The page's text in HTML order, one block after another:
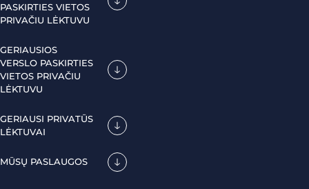
PASKIRTIES VIETOS
PRIVAČIU LĖKTUVU
GERIAUSIOS
VERSLO PASKIRTIES
VIETOS PRIVAČIU
LĖKTUVU
GERIAUSI PRIVATŪS
LĖKTUVAI
MŪSŲ PASLAUGOS